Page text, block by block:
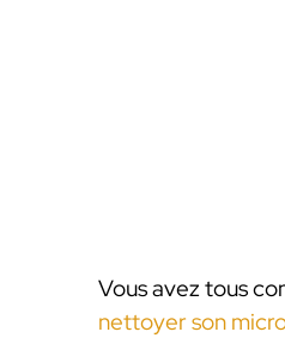
Vous avez tous
nettoyer son